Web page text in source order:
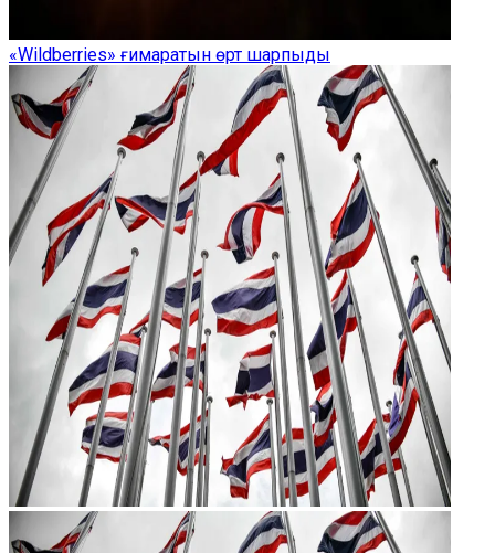
«Wildberries» ғимаратын өрт шарпыды